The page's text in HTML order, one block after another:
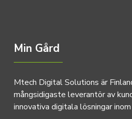
Min Gård
Mtech Digital Solutions är
mångsidigaste leverantör av
innovativa digitala lösningar